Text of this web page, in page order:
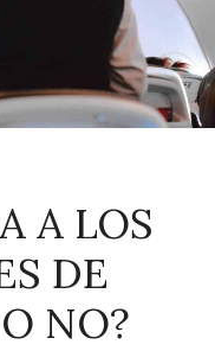
A LOS
DE
NO?